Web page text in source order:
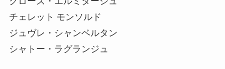
チェレット モンソルド
ジュヴレ・シャンベルタン
シャトー・ラグランジュ